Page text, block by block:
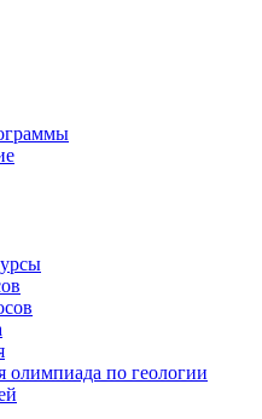
олимпиада по геологии